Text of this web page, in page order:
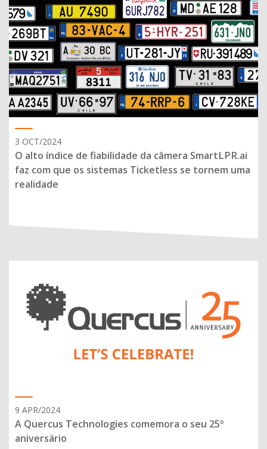
3 OCT/2024
O alto índice de fiabilidade da câmera SmartLPR.ai
faz com que os sistemas Ticketless se tornem uma
realidade
9 APR/2024
A Quercus Technologies comemora o seu 25º
aniversário